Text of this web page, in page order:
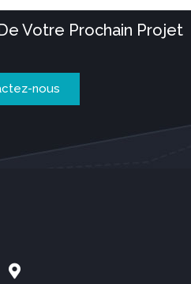
Votre Prochain Projet
nous